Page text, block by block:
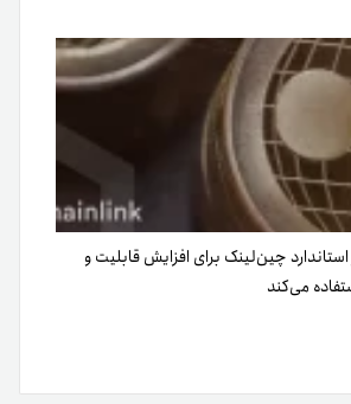
چین‌لینک برای افزایش قابلیت و